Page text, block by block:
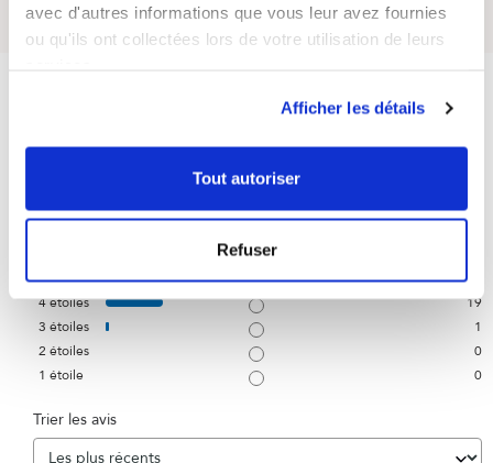
avec d'autres informations que vous leur avez fournies
ou qu'ils ont collectées lors de votre utilisation de leurs
Afficher les détails
Tout autoriser
Refuser
contrôle
5étoiles
94
4étoiles
19
3 étoiles
1
2 étoiles
0
1 étoile 0
Trier les avis